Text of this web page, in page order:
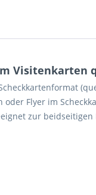
Visitenkarten
Flyer im
zur beidseitigen